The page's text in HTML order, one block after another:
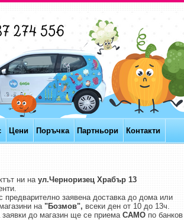
Цени Поръчка Партньори Контакти
ни на ул.Черноризец Храбър 13
заявена доставка до дома или
на "Бозмов", всеки ден от 10 до 13ч.
до магазин ще се приемаСАМО по банков